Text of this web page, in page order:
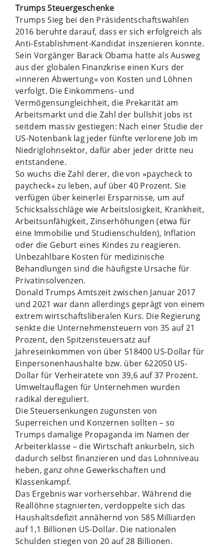
Trumps Steuergeschenke
Trumps Sieg bei den Präsidentschaftswahlen
2016 beruhte darauf, dass er sich erfolgreich als
Anti-Establishment-Kandidat inszenieren konnte.
Sein Vorgänger Barack Obama hatte als Ausweg
aus der globalen Finanzkrise einen Kurs der
»inneren Abwertung« von Kosten und Löhnen
verfolgt. Die Einkommens- und
Vermögensungleichheit, die Prekarität am
Arbeitsmarkt und die Zahl der bullshit jobs ist
seitdem massiv gestiegen: Nach einer Studie der
US-Notenbank lag jeder fünfte verlorene Job im
Niedriglohnsektor, dafür aber jeder dritte neu
entstandene.
So wuchs die Zahl derer, die von »paycheck to
paycheck« zu leben, auf über 40 Prozent. Sie
verfügen über keinerlei Ersparnisse, um auf
Schicksalsschläge wie Arbeitslosigkeit, Krankheit,
Arbeitsunfähigkeit, Zinserhöhungen (etwa für
eine Immobilie und Studienschulden), Inflation
oder die Geburt eines Kindes zu reagieren.
Unbezahlbare Kosten für medizinische
Behandlungen sind die häufigste Ursache für
Privatinsolvenzen.
Donald Trumps Amtszeit zwischen Januar 2017
und 2021 war dann allerdings geprägt von einem
extrem wirtschaftsliberalen Kurs. Die Regierung
senkte die Unternehmensteuern von 35 auf 21
Prozent, den Spitzensteuersatz auf
Jahreseinkommen von über 518400 US-Dollar für
Einpersonenhaushalte bzw. über 622050 US-
Dollar für Verheiratete von 39,6 auf 37 Prozent.
Umweltauflagen für Unternehmen wurden
radikal dereguliert.
Die Steuersenkungen zugunsten von
Superreichen und Konzernen sollten – so
Trumps damalige Propaganda im Namen der
Arbeiterklasse – die Wirtschaft ankurbeln, sich
dadurch selbst finanzieren und das Lohnniveau
heben, ganz ohne Gewerkschaften und
Klassenkampf.
Das Ergebnis war vorhersehbar. Während die
Reallöhne stagnierten, verdoppelte sich das
Haushaltsdefizit annähernd von 585 Milliarden
auf 1,1 Billionen US-Dollar. Die nationalen
Schulden stiegen von 20 auf 28 Billionen.